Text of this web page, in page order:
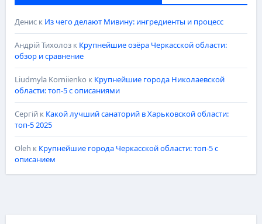
Дениск Из чего делают Мивину: ингредиенты и процесс
Андрій Тихолозк Крупнейшие озёра Черкасской области:
обзор и сравнение
Liudmyla Korniienko к Крупнейшие города Николаевской
области: топ-5 с описаниями
Сергійк Какой лучший санаторий в Харьковской области:
топ-5 2025
Oleh к Крупнейшие города Черкасской области: топ-5 с
описанием